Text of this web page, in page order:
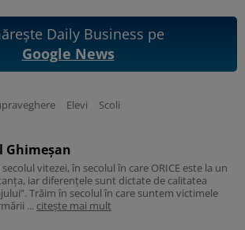
Daily Business pe
Google News
Elevi Scoli
Ghimeșan
vitezei, în secolul în care ORICE este la un
iar diferențele sunt dictate de calitatea
Trăim în secolul în care suntem victimele
... citește mai mult